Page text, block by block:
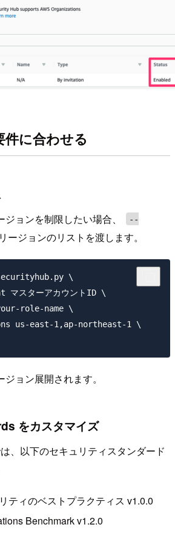
に合わせる
ョンを制限したい場合、
--
ージョンのリストを渡します。
\
マスターアカウントID \
role-name \
us-east-1,ap-northeast-1 \
ョン展開されます。
をカスタマイズ
、以下のセキュリティスタンダード
ティのベストプラクティス v1.0.0
Benchmark v1.2.0